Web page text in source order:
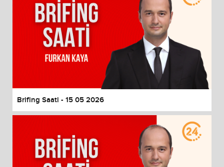
Brifing Saati - 15 05 2026